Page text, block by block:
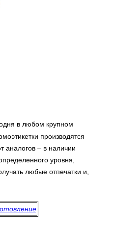
в любом крупном
производятся
аналогов – в наличии
уровня,
любые отпечатки и,